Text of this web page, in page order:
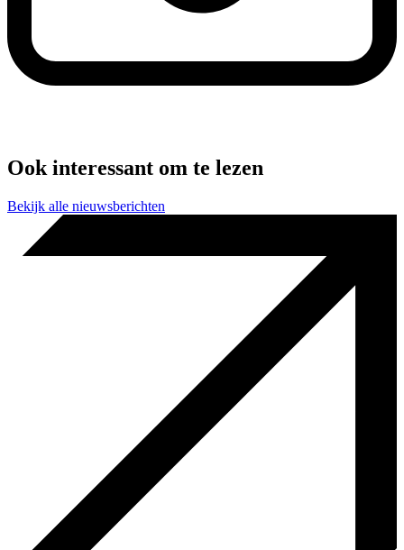
Ook interessant om te lezen
Bekijk alle nieuwsberichten